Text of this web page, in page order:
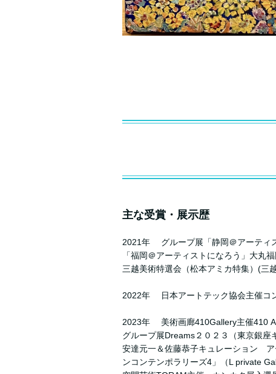
主な受賞・展示歴
2021年 グループ展「静岡＠アーティ
「福岡＠アーティストになろう」大丸
三越美術特選会（松本アミカ特集）(三
2022年 日本アートテック協会主催コ
2023年 美術画廊410Gallery主催410
グループ展Dreams２０２３（東京銀座
安達元一＆佐藤恭子キュレーション
ンコンテンポラリーズ4」（L private